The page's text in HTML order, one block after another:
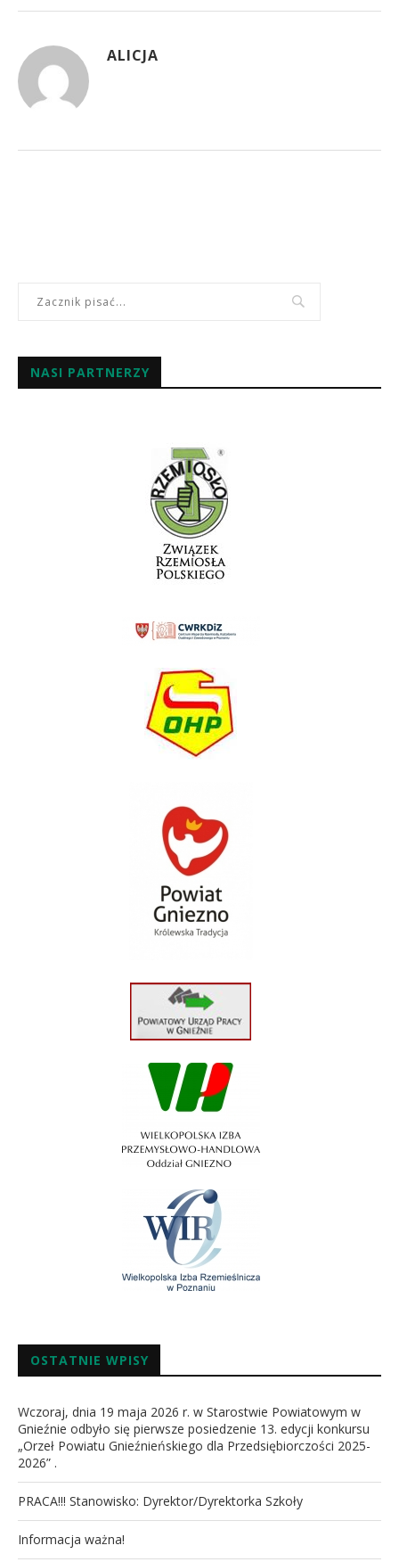
ALICJA
NASI PARTNERZY
OSTATNIE WPISY
Wczoraj, dnia 19 maja 2026 r. w Starostwie Powiatowym w
Gnieźnie odbyło się pierwsze posiedzenie 13. edycji konkursu
„Orzeł Powiatu Gnieźnieńskiego dla Przedsiębiorczości 2025-
2026” .
PRACA!!! Stanowisko: Dyrektor/Dyrektorka Szkoły
Informacja ważna!